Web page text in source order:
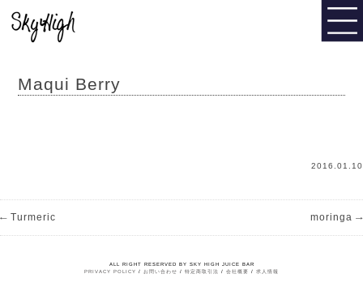
Maqui Berry
2016.01.10
← Turmeric moringa →
ALL RIGHT RESERVED BY SKY HIGH JUICE BAR
PRIVACY POLICY / お問い合わせ / 特定商取引法 / 会社概要 / 求人情報